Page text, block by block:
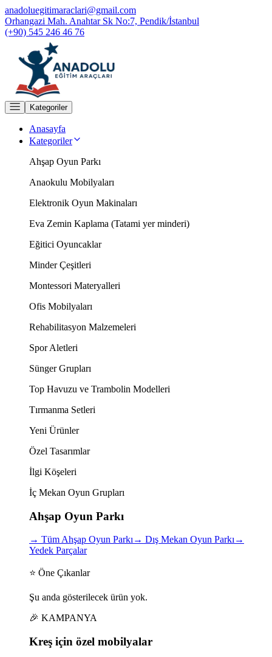
anadoluegitimaraclari@gmail.com
Orhangazi Mah. Anahtar Sk No:7, Pendik/İstanbul
(+90) 545 246 46 76
Kategoriler
Anasayfa
Kategoriler
Ahşap Oyun Parkı
Anaokulu Mobilyaları
Elektronik Oyun Makinaları
Eva Zemin Kaplama (Tatami yer minderi)
Eğitici Oyuncaklar
Minder Çeşitleri
Montessori Materyalleri
Ofis Mobilyaları
Rehabilitasyon Malzemeleri
Spor Aletleri
Sünger Grupları
Top Havuzu ve Trambolin Modelleri
Tırmanma Setleri
Yeni Ürünler
Özel Tasarımlar
İlgi Köşeleri
İç Mekan Oyun Grupları
Ahşap Oyun Parkı
→ Tüm Ahşap Oyun Parkı→ Dış Mekan Oyun Parkı→
Yedek Parçalar
⭐ Öne Çıkanlar
Şu anda gösterilecek ürün yok.
🎉 KAMPANYA
Kreş için özel mobilyalar